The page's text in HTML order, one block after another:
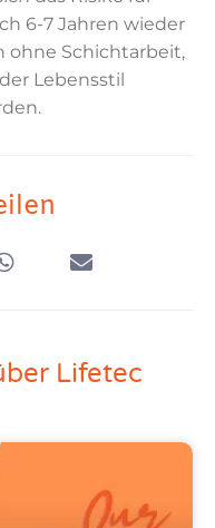
6-7 Jahren wieder
ohne Schichtarbeit,
Lebensstil
Lifetec